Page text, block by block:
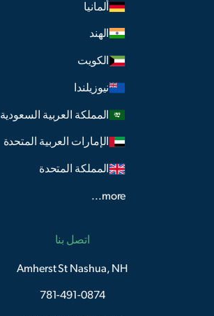
ألمانيا
الهند
الكويت
نيوزيلندا
المملكة العربية السعودية
الإمارات العربية المتحدة
المملكة المتحدة
more...
اتصل بنا
Amherst St Nashua, NH
781-491-0874